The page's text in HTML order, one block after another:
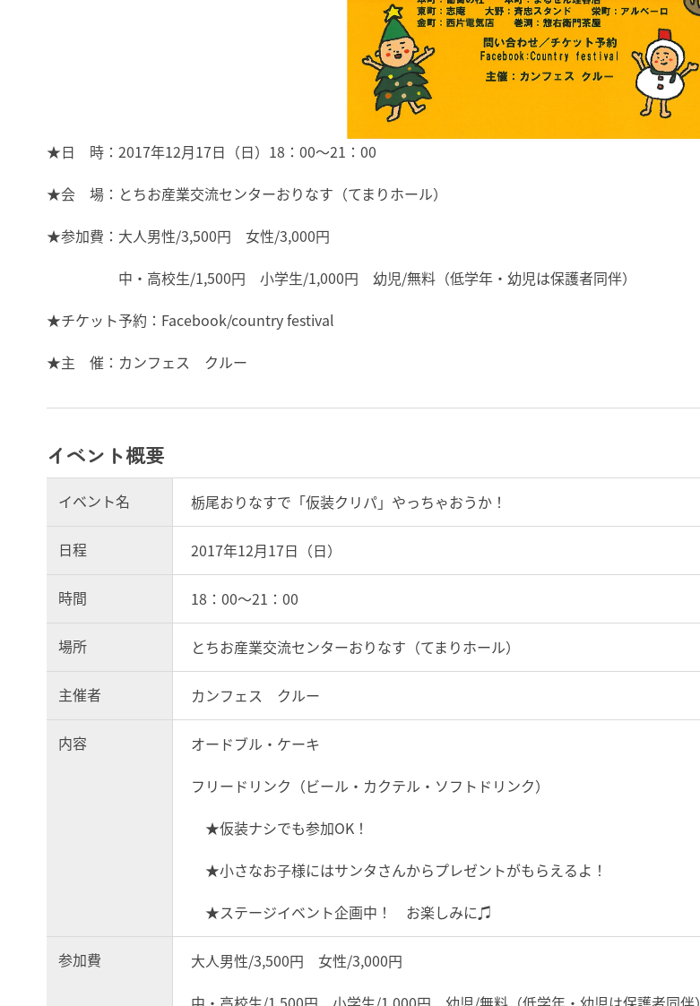
★日 時：2017年12月17日（日）18：00～21：00
★会 場：とちお産業交流センターおりなす（てまりホール）
★参加費：大人男性/3,500円 女性/3,000円
中・高校生/1,500円 小学生/1,000円 幼児/無料（低学年・幼児は保護者同伴）
★チケット予約：Facebook/country festival
★主 催：カンフェス クルー
イベント概要
イベント名 栃尾おりなすで「仮装クリパ」やっちゃおうか！
日程 2017年12月17日（日）
時間 18：00～21：00
場所 とちお産業交流センターおりなす（てまりホール）
主催者 カンフェス クルー
内容
オードブル・ケーキ
フリードリンク（ビール・カクテル・ソフトドリンク）
★仮装ナシでも参加OK！
★小さなお子様にはサンタさんからプレゼントがもらえるよ！
★ステージイベント企画中！ お楽しみに♫
参加費
大人男性/3,500円 女性/3,000円